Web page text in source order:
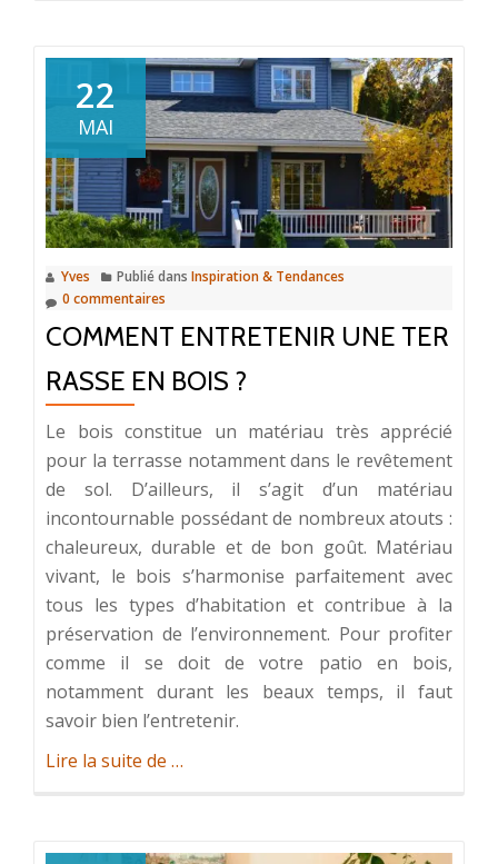
les
cadenas
sont-
ils
fiables
?
22
MAI
Yves Publié dans Inspiration & Tendances
0 commentaires
COMMENT ENTRETENIR UNE TER
RASSE EN BOIS ?
Le bois constitue un matériau très apprécié
pour la terrasse notamment dans le revêtement
de sol. D’ailleurs, il s’agit d’un matériau
incontournable possédant de nombreux atouts :
chaleureux, durable et de bon goût. Matériau
vivant, le bois s’harmonise parfaitement avec
tous les types d’habitation et contribue à la
préservation de l’environnement. Pour profiter
comme il se doit de votre patio en bois,
notamment durant les beaux temps, il faut
savoir bien l’entretenir.
Lire la suite de à
…